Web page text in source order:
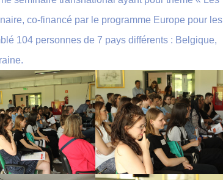
co-financé par le programme Europe pour les
104 personnes de 7 pays différents : Belgique,